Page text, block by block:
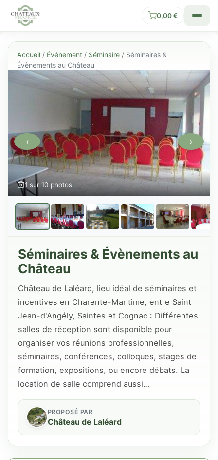
0,00€
Accueil / Événement / Séminaire / Séminaires &
Évènements au Château
1 sur 10 photos
‹ ›
Séminaires & Évènements au
Château
Château de Laléard, lieu idéal de séminaires et
incentives en Charente-Maritime, entre Saint
Jean-d'Angély, Saintes et Cognac : Différentes
salles de réception sont disponible pour
organiser vos réunions professionnelles,
séminaires, conférences, colloques, stages de
formation, expositions, ou encore débats. La
location de salle comprend aussi…
PROPOSÉ PAR
Château de Laléard